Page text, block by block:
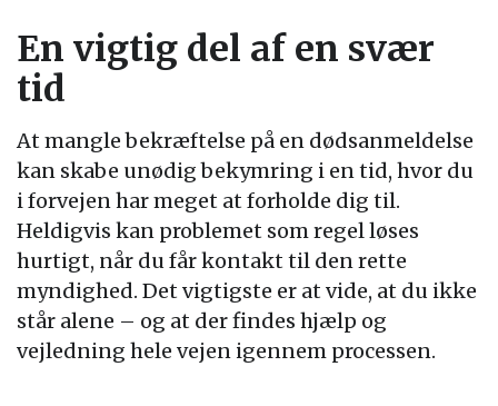
En vigtig del af en svær
tid
At mangle bekræftelse på en dødsanmeldelse
kan skabe unødig bekymring i en tid, hvor du
i forvejen har meget at forholde dig til.
Heldigvis kan problemet som regel løses
hurtigt, når du får kontakt til den rette
myndighed. Det vigtigste er at vide, at du ikke
står alene – og at der findes hjælp og
vejledning hele vejen igennem processen.